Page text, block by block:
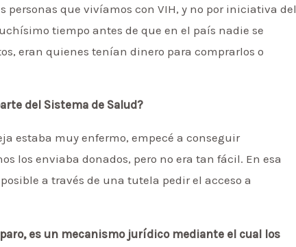
personas que vivíamos con VIH, y no por iniciativa del
tiempo antes de que en el país nadie se
eran quienes tenían dinero para comprarlos o
del Sistema de Salud?
estaba muy enfermo, empecé a conseguir
los enviaba donados, pero no era tan fácil. En esa
a través de una tutela pedir el acceso a
es un mecanismo jurídico mediante el cual los